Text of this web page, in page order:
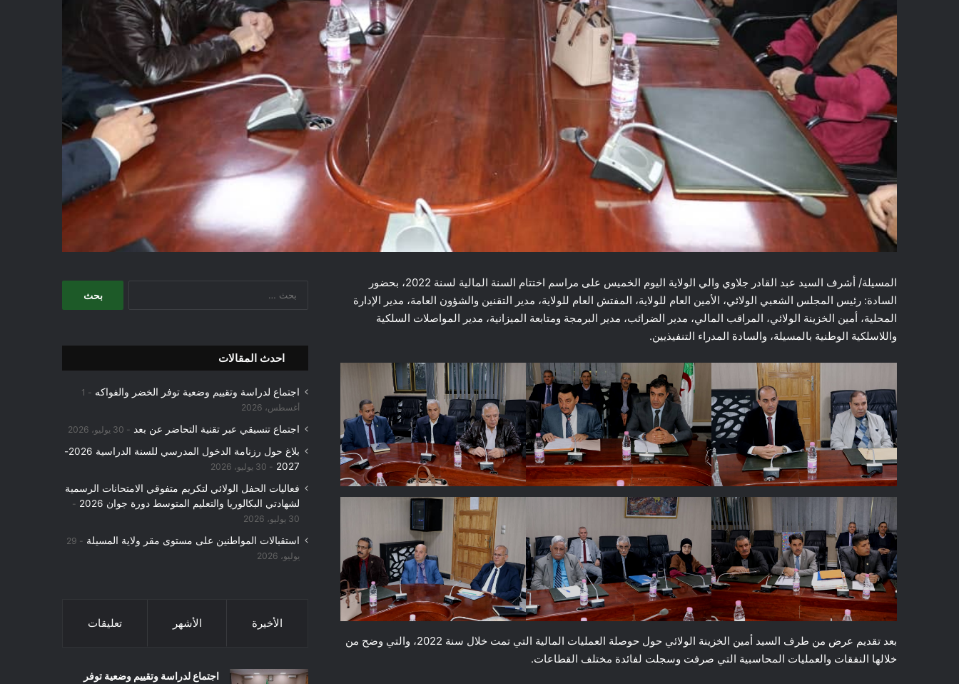
المسيلة/ أشرف السيد عبد القادر جلاوي والي الولاية اليوم الخميس على مراسم اختتام السنة المالية لسنة 2022، بحضور
السادة: رئيس المجلس الشعبي الولائي، الأمين العام للولاية، المفتش العام للولاية، مدير التقنين والشؤون العامة، مدير الإدارة
المحلية، أمين الخزينة الولائي، المراقب المالي، مدير الضرائب، مدير البرمجة ومتابعة الميزانية، مدير المواصلات السلكية
واللاسلكية الوطنية بالمسيلة، والسادة المدراء التنفيذيين.
بعد تقديم عرض من طرف السيد أمين الخزينة الولائي حول حوصلة العمليات المالية التي تمت خلال سنة 2022، والتي وضح من
خلالها النفقات والعمليات المحاسبية التي صرفت وسجلت لفائدة مختلف القطاعات.
احدث المقالات
اجتماع لدراسة وتقييم وضعية توفر الخضر والفواكه
1
أغسطس، 2026
اجتماع تنسيقي عبر تقنية التحاضر عن بعد 30 يوليو، 2026
بلاغ حول رزنامة الدخول المدرسي للسنة الدراسية 2026-
2027
30 يوليو، 2026
فعاليات الحفل الولائي لتكريم متفوقي الامتحانات الرسمية
لشهادتي البكالوريا والتعليم المتوسط دورة جوان 2026
30 يوليو، 2026
استقبالات المواطنين على مستوى مقر ولاية المسيلة
29
يوليو، 2026
الأخيرة الأشهر تعليقات
اجتماع لدراسة وتقييم وضعية توفر